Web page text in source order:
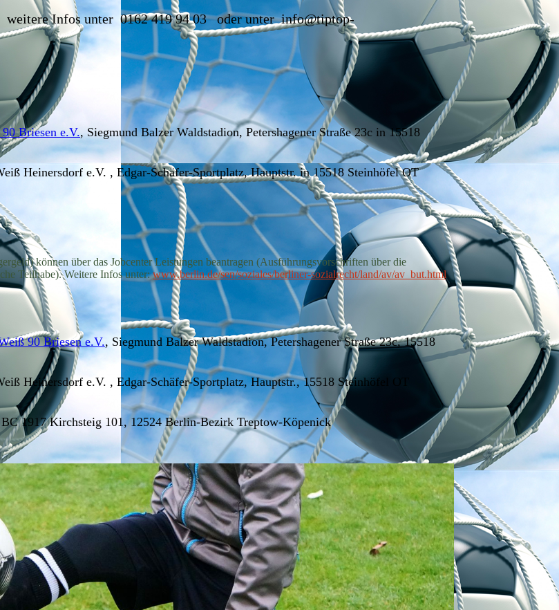
weitere Infos unter 0162 419 94 03 oder unter info@tiptop-
Briesen e.V., Siegmund Balzer Waldstadion, Petershagener Straße 23c in 15518
Heinersdorf e.V. , Edgar-Schäfer-Sportplatz, Hauptstr. in 15518 Steinhöfel OT
können über das Jobcenter Leistungen beantragen (Ausführungsvorschriften über die
Teilhabe).Weitere Infos unter:www.berlin.de/sen/soziales/berliner-sozialrecht/land/av/av_but.html
90 Briesen e.V., Siegmund Balzer Waldstadion, Petershagener Straße 23c, 15518
Heinersdorf e.V. , Edgar-Schäfer-Sportplatz, Hauptstr., 15518 Steinhöfel OT
1917 Kirchsteig 101, 12524 Berlin-Bezirk Treptow-Köpenick